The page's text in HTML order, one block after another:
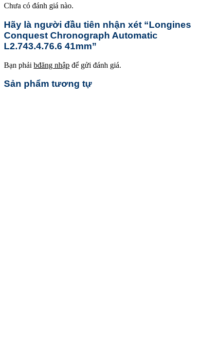
Chưa có đánh giá nào.
Hãy là người đầu tiên nhận xét “Longines
Conquest Chronograph Automatic
L2.743.4.76.6 41mm”
Bạn phải bđăng nhập để gửi đánh giá.
Sản phẩm tương tự